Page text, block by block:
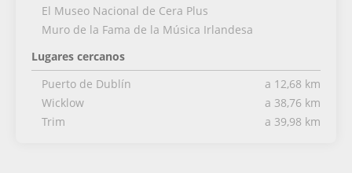
El Museo Nacional de Cera Plus
Muro de la Fama de la Música Irlandesa
Lugares cercanos
Puerto de Dublín
a 12,68 km
Wicklow
a 38,76 km
Trim
a 39,98 km